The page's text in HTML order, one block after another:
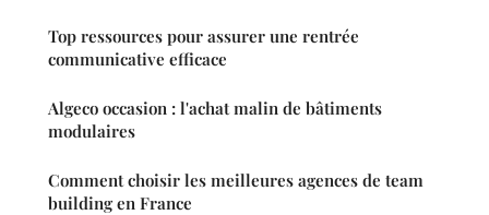
Top ressources pour assurer une rentrée
communicative efficace
Algeco occasion : l'achat malin de bâtiments
modulaires
Comment choisir les meilleures agences de team
building en France